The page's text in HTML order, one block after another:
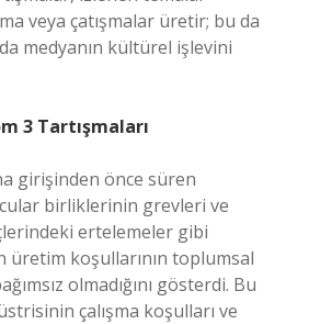
veya çatışmalar üretir; bu da
medyanın kültürel işlevini
3 Tartışmaları
girişinden önce süren
birliklerinin grevleri ve
ertelemeler gibi
üretim koşullarının toplumsal
olmadığını gösterdi. Bu
çalışma koşulları ve